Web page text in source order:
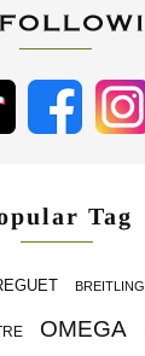
Tag
BREITLING
OMEGA